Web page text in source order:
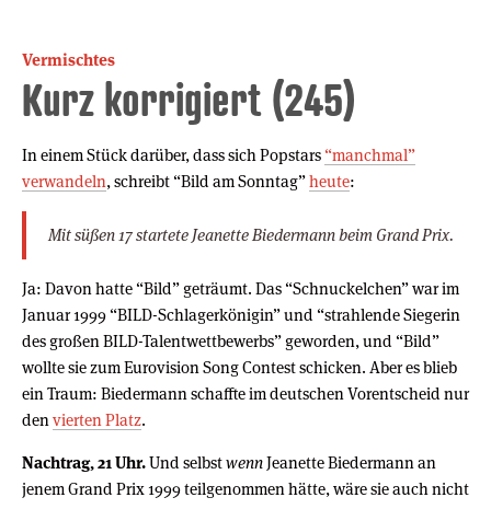
Vermischtes
Kurz korrigiert (245)
In einem Stück darüber, dass sich Popstars “manchmal”
verwandeln, schreibt “Bild am Sonntag”heute:
Mit süßen 17 startete Jeanette Biedermann beim Grand Prix.
Ja: Davon hatte “Bild” geträumt. Das “Schnuckelchen” war im
Januar 1999 “BILD-Schlagerkönigin” und “strahlende Siegerin
des großen BILD-Talentwettbewerbs” geworden, und “Bild”
wollte sie zum Eurovision Song Contest schicken. Aber es blieb
ein Traum: Biedermann schaffte im deutschen Vorentscheid nur
den vierten Platz.
Nachtrag, 21 Uhr.Und selbstwennJeanette Biedermann an
jenem Grand Prix 1999 teilgenommen hätte, wäre sie auch nicht